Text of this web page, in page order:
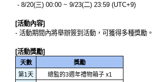
- 8/20(三) 00:00 ~ 9/23(二) 23:59 (UTC+9)
[活動內容]
- 活動期間內將舉辦簽到活動，可獲得多種獎勵。
[活動獎勵]
天數
獎勵
第1天
總監的3週年禮物箱子 x1